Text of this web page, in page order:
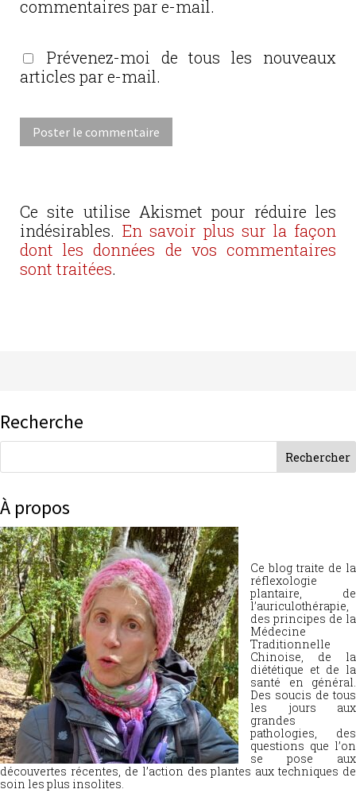
commentaires par e-mail.
Prévenez-moi de tous les nouveaux
articles par e-mail.
Ce site utilise Akismet pour réduire les
indésirables. En savoir plus sur la façon
dont les données de vos commentaires
sont traitées.
Recherche
À propos
Ce blog traite de la
réflexologie
plantaire, de
l’auriculothérapie,
des principes de la
Médecine
Traditionnelle
Chinoise, de la
diététique et de la
santé en général.
Des soucis de tous
les jours aux
grandes
pathologies, des
questions que l’on
se pose aux
découvertes récentes, de l’action des plantes aux techniques de
soin les plus insolites.